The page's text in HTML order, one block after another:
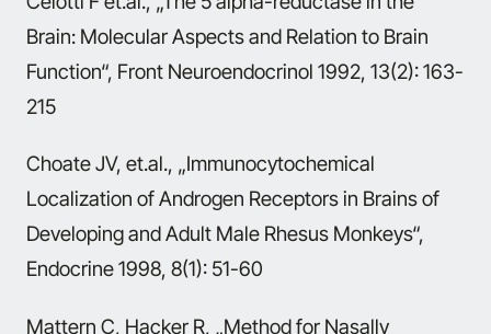
Brain: Molecular Aspects and Relation to Brain
Function“, Front Neuroendocrinol 1992, 13(2): 163-
215
Choate JV, et.al., „Immunocytochemical
Localization of Androgen Receptors in Brains of
Developing and Adult Male Rhesus Monkeys“,
Endocrine 1998, 8(1): 51-60
Mattern C, Hacker R, „Method for Nasally